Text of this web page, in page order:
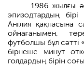
1986 жылғы
эпизодтардың
Англия қақпасына
ойнағанымен,
футболшы бұл сәтті
бірнеше минут
голдардың бірін